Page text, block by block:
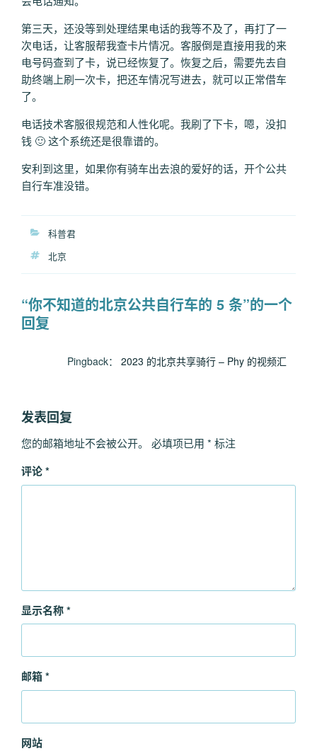
第三天，还没等到处理结果电话的我等不及了，再打了一
次电话，让客服帮我查卡片情况。客服倒是直接用我的来
电号码查到了卡，说已经恢复了。恢复之后，需要先去自
助终端上刷一次卡，把还车情况写进去，就可以正常借车
了。
电话技术客服很规范和人性化呢。我刷了下卡，嗯，没扣
钱 🙂 这个系统还是很靠谱的。
安利到这里，如果你有骑车出去浪的爱好的话，开个公共
自行车准没错。
分
科普君
标
北京
“你不知道的北京公共自行车的 5 条”的一个
回复
Pingback： 2023 的北京共享骑行 – Phy 的视频汇
发表回复
您的邮箱地址不会被公开。 必填项已用 * 标注
评论*
显示名称*
邮箱*
网站